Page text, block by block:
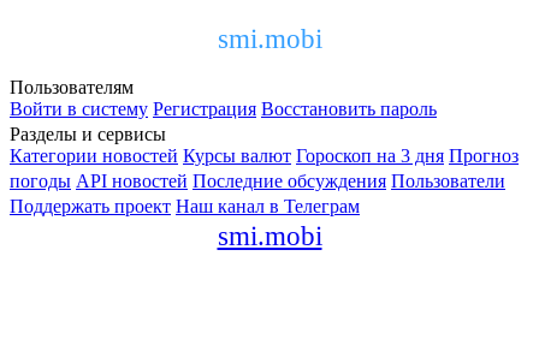
smi.mobi
Пользователям
Войти в систему Регистрация Восстановить пароль
Разделы и сервисы
Категории новостей Курсы валют Гороскоп на 3 дня Прогноз
погоды API новостей Последние обсуждения Пользователи
Поддержать проект Наш канал в Телеграм
smi.mobi